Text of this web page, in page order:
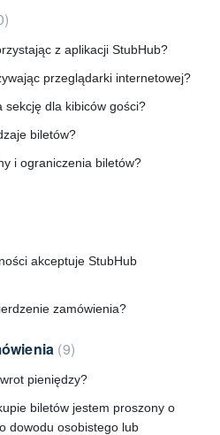
z aplikacji StubHub?
przeglądarki internetowej?
sekcję dla kibiców gości?
biletów?
i ograniczenia biletów?
akceptuje StubHub
zamówienia?
9
pieniędzy?
biletów jestem proszony o
dowodu osobistego lub